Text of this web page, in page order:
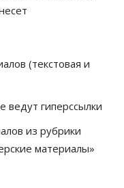
(текстовая и
ведут гиперссылки
из рубрики
материалы»